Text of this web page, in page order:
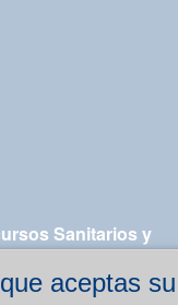
aceptas
Sanitarios y